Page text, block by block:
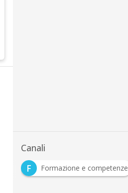
Canali
F
Formazione e competenze